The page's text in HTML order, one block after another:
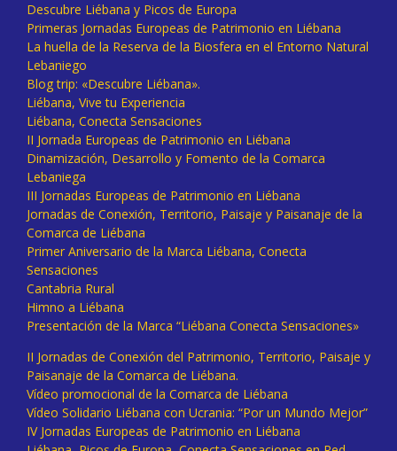
Descubre Liébana y Picos de Europa
Primeras Jornadas Europeas de Patrimonio en Liébana
La huella de la Reserva de la Biosfera en el Entorno Natural
Lebaniego
Blog trip: «Descubre Liébana».
Liébana, Vive tu Experiencia
Liébana, Conecta Sensaciones
II Jornada Europeas de Patrimonio en Liébana
Dinamización, Desarrollo y Fomento de la Comarca
Lebaniega
III Jornadas Europeas de Patrimonio en Liébana
Jornadas de Conexión, Territorio, Paisaje y Paisanaje de la
Comarca de Liébana
Primer Aniversario de la Marca Liébana, Conecta
Sensaciones
Cantabria Rural
Himno a Liébana
Presentación de la Marca “Liébana Conecta Sensaciones»
II Jornadas de Conexión del Patrimonio, Territorio, Paisaje y
Paisanaje de la Comarca de Liébana.
Vídeo promocional de la Comarca de Liébana
Vídeo Solidario Liébana con Ucrania: “Por un Mundo Mejor”
IV Jornadas Europeas de Patrimonio en Liébana